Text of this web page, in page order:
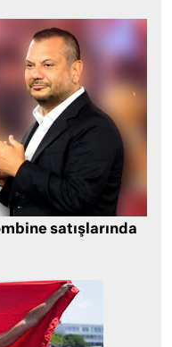
satışlarında